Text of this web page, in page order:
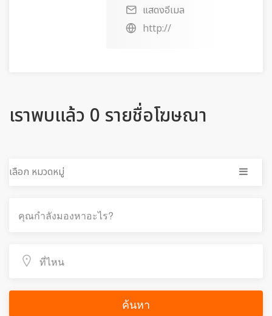
แสดงอีเมล
http://
เราพบแล้ว 0 รายชื่อโฆษณา
เลือก หมวดหมู่
ค้นหา